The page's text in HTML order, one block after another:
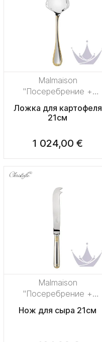
Malmaison
"Посеребрение +
узорная позолота"
Ложка для картофеля
21см
1 024,00 €
Malmaison
"Посеребрение +
узорная позолота"
Нож для сыра 21см